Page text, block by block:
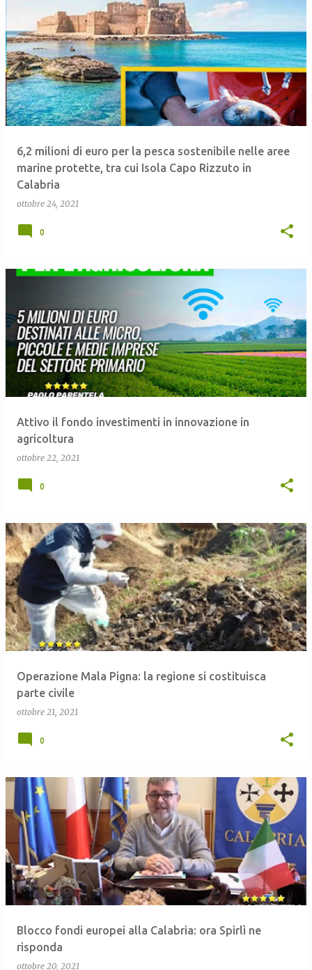
6,2 milioni di euro per la pesca sostenibile nelle aree
marine protette, tra cui Isola Capo Rizzuto in
Calabria
ottobre 24, 2021
0
Attivo il fondo investimenti in innovazione in
agricoltura
ottobre 22, 2021
0
Operazione Mala Pigna: la regione si costituisca
parte civile
ottobre 21, 2021
0
Blocco fondi europei alla Calabria: ora Spirlì ne
risponda
ottobre 20, 2021